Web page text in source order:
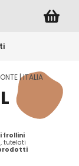
| ITALIA
frollini
, tutelati